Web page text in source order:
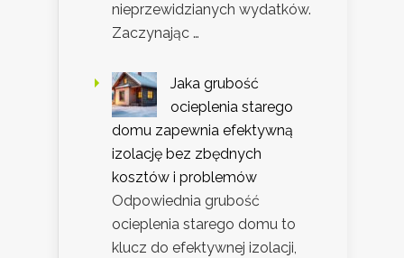
nieprzewidzianych wydatków.
Zaczynając …
Jaka grubość
ocieplenia starego
domu zapewnia efektywną
izolację bez zbędnych
kosztów i problemów
Odpowiednia grubość
ocieplenia starego domu to
klucz do efektywnej izolacji,